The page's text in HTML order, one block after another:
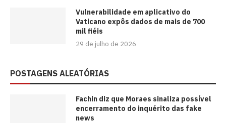
Vulnerabilidade em aplicativo do
Vaticano expôs dados de mais de 700
mil fiéis
29 de julho de 2026
POSTAGENS ALEATÓRIAS
Fachin diz que Moraes sinaliza possível
encerramento do inquérito das fake
news